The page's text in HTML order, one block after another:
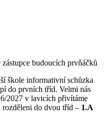
budoucích prvňáčků
škole informativní schůzka
do prvních tříd. Velmi nás
2027 v lavicích přivítáme
rozděleni do dvou tříd – 1.A